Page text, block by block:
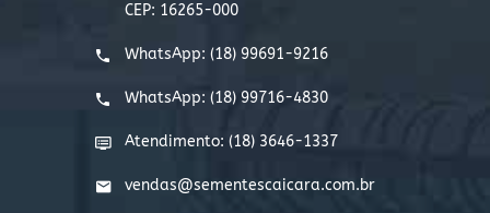
CEP: 16265-000
WhatsApp: (18) 99691-9216
WhatsApp: (18) 99716-4830
Atendimento: (18) 3646-1337
vendas@sementescaicara.com.br